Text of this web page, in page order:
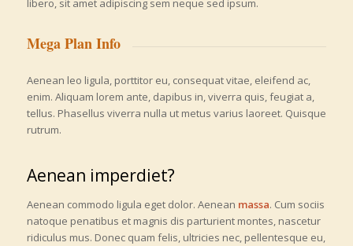
libero, sit amet adipiscing sem neque sed ipsum.
Mega Plan Info
Aenean leo ligula, porttitor eu, consequat vitae, eleifend ac,
enim. Aliquam lorem ante, dapibus in, viverra quis, feugiat a,
tellus. Phasellus viverra nulla ut metus varius laoreet. Quisque
rutrum.
Aenean imperdiet?
Aenean commodo ligula eget dolor. Aenean massa. Cum sociis
natoque penatibus et magnis dis parturient montes, nascetur
ridiculus mus. Donec quam felis, ultricies nec, pellentesque eu,